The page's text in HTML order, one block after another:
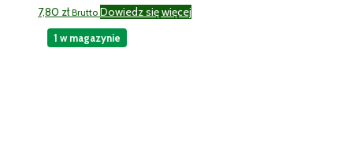
7,80 zł Brutto Dowiedz się więcej
1 w magazynie